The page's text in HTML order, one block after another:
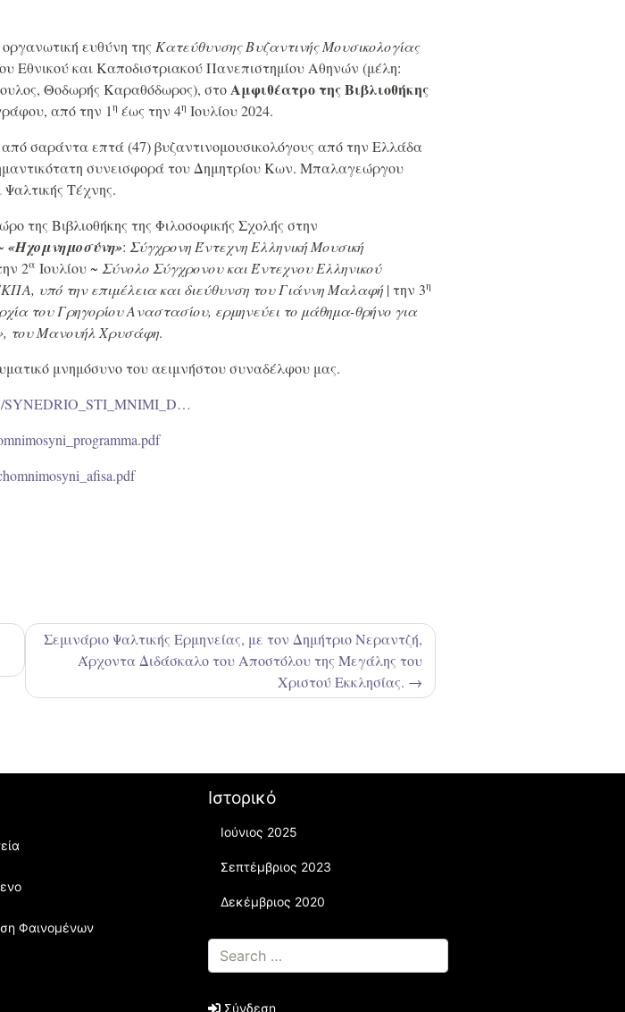
ευθύνη της Κατεύθυνσης Βυζαντινής Μουσικολογίας
Εθνικού και Καποδιστριακού Πανεπιστημίου Αθηνών (μέλη:
Θοδωρής Καραθόδωρος), στοΑμφιθέατρο της Βιβλιοθήκης
από την 1η έως την 4η Ιουλίου 2024.
σαράντα επτά (47) βυζαντινομουσικολόγους από την Ελλάδα
συνεισφορά του Δημητρίου Κων. Μπαλαγεώργου
Τέχνης.
της Βιβλιοθήκης της Φιλοσοφικής Σχολής στην
«Ηχομνημοσύνη»: Σύγχρονη Έντεχνη Ελληνική Μουσική
2α Ιουλίου ~ Σύνολο Σύγχρονου και Έντεχνου Ελληνικού
υπό την επιμέλεια και διεύθυνση του Γιάννη Μαλαφή| την 3η
του Γρηγορίου Αναστασίου, ερμηνεύει το μάθημα-θρήνο για
του Μανουήλ Χρυσάφη.
μνημόσυνο του αειμνήστου συναδέλφου μας.
SYNEDRIO_STI_MNIMI_D…
Σεμινάριο Ψαλτικής Ερμηνείας, με τον Δημήτριο Νεραντζή,
Άρχοντα Διδάσκαλο του Αποστόλου της Μεγάλης του
Χριστού Εκκλησίας.
Φαινομένων
Ιστορικό
Ιούνιος 2025
Σεπτέμβριος 2023
Δεκέμβριος 2020
Σύνδεση